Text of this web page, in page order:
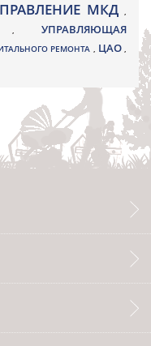
МКД ,
,УПРАВЛЯЮЩАЯ
РЕМОНТА , ЦАО,